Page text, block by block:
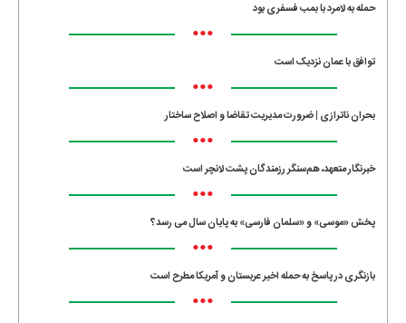
حمله به لامرد با بمب فسفری بود
•••
توافق با عمان نزدیک است
•••
بحران ناترازی | ضرورت مدیریت تقاضا و اصلاح ساختار
•••
خبرنگار متعهد، هم‌سنگر رزمندگان پشت لانچر است
•••
پخش «موسی» و «سلمان فارسی» به پایان سال می رسد؟
•••
بازنگری در پاسخ به حمله اخیر عربستان و آمریکا مطرح است
•••